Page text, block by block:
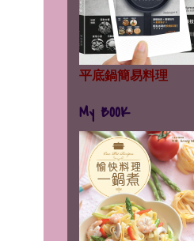
平底鍋簡易料理
My BOOK